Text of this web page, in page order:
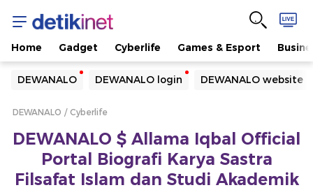
Home Gadget Cyberlife Games & Esport
DEWANALO DEWANALO login DEWANALO website
Yang sedang ramai dicari
Loading...
Loading...
DEWANALO Cyberlife
DEWANALO $ Allama Iqbal Official
Portal Biografi Karya Sastra
Filsafat Islam dan Studi Akademik